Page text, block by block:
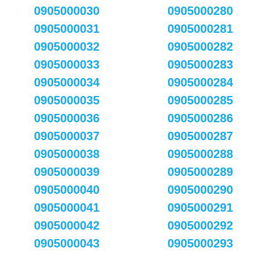
0905000030
0905000031
0905000032
0905000033
0905000034
0905000035
0905000036
0905000037
0905000038
0905000039
0905000040
0905000041
0905000042
0905000043
0905000280
0905000281
0905000282
0905000283
0905000284
0905000285
0905000286
0905000287
0905000288
0905000289
0905000290
0905000291
0905000292
0905000293